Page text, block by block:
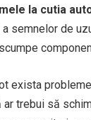
la cutia
semnelor de
exista
trebui să